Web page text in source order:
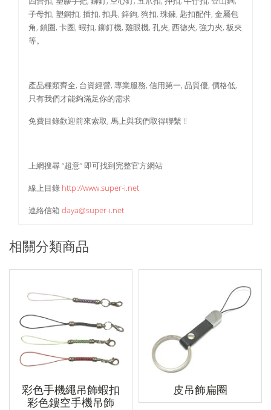
子母扣, 塑鋼扣, 插扣, 扣具, 鋅鉤, 狗扣, 珠鍊, 匙扣配件, 金屬包
角, 鎖圈, 卡圈, 蝦扣, 鉚釘機, 雞眼機, 孔夾, 西德夾, 強力夾, 板夾
等。
產品種類齊全, 台資經營, 專業服務, 信用第一, 品質優, 價格低,
只有我們才能夠滿足你的需求
免費目錄歡迎前來索取, 馬上與我們取得聯繫 !!
上網搜尋 “超意” 即可找到完整官方網站
線上目錄 http://www.super-i.net
連絡信箱daya@super-i.net
相關分類商品
彩色手機繩吊飾蝦扣
彩色鏤空手機吊飾
皮吊飾扁圈